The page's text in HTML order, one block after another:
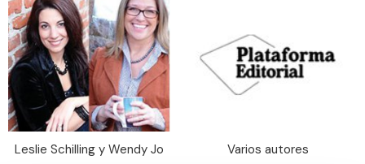
Leslie Schilling y Wendy Jo
Varios autores